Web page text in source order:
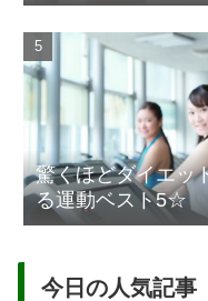
驚くほどダイエッ
る運動ベスト5☆
今日の人気記